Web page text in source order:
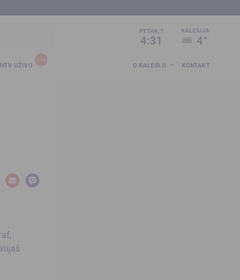
PETAK,7
4:31
KALESIJA
4°
NTV UŽIVO O KALESIJI KONTAKT